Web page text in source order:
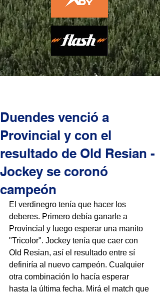
Duendes venció a
Provincial y con el
resultado de Old Resian -
Jockey se coronó
campeón
El verdinegro tenía que hacer los
deberes. Primero debía ganarle a
Provincial y luego esperar una manito
"Tricolor". Jockey tenía que caer con
Old Resian, así el resultado entre sí
definiría al nuevo campeón. Cualquier
otra combinación lo hacía esperar
hasta la última fecha. Mirá el match que